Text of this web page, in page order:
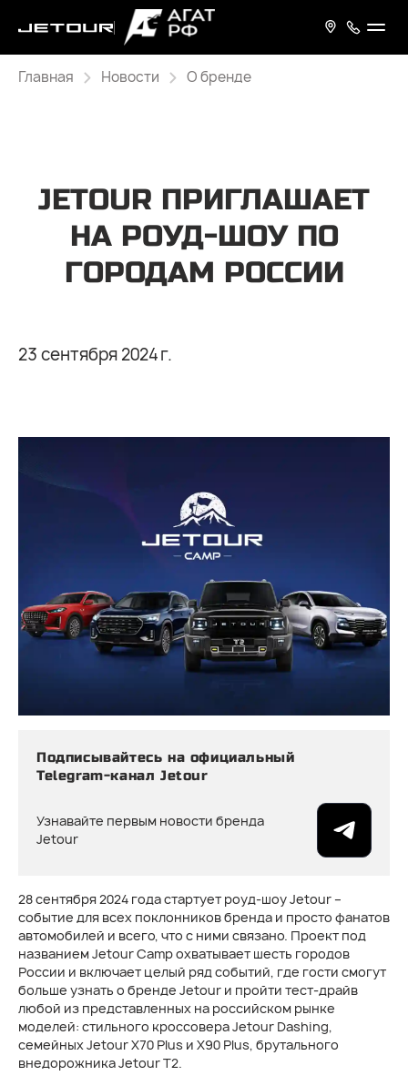
Главная Новости О бренде
JETOUR ПРИГЛАШАЕТ
НА РОУД-ШОУ ПО
ГОРОДАМ РОССИИ
23 сентября 2024 г.
Подписывайтесь на официальный
Telegram-канал Jetour
Узнавайте первым новости бренда
Jetour
28 сентября 2024 года стартует роуд-шоу Jetour –
событие для всех поклонников бренда и просто фанатов
автомобилей и всего, что с ними связано. Проект под
названием Jetour Camp охватывает шесть городов
России и включает целый ряд событий, где гости смогут
больше узнать о бренде Jetour и пройти тест-драйв
любой из представленных на российском рынке
моделей: стильного кроссовера Jetour Dashing,
семейных Jetour X70 Plus и X90 Plus, брутального
внедорожника Jetour T2.